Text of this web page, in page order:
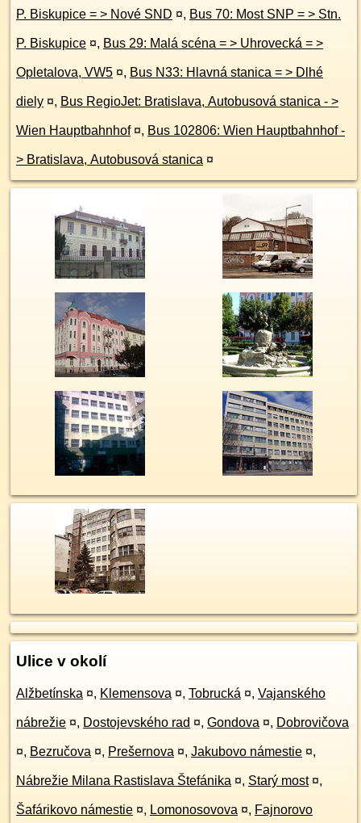
P. Biskupice = > Nové SND ¤, Bus 70: Most SNP = > Stn.
P. Biskupice ¤, Bus 29: Malá scéna = > Uhrovecká = >
Opletalova, VW5 ¤, Bus N33: Hlavná stanica = > Dlhé
diely ¤, Bus RegioJet: Bratislava, Autobusová stanica - >
Wien Hauptbahnhof ¤, Bus 102806: Wien Hauptbahnhof -
> Bratislava, Autobusová stanica ¤
Ulice v okolí
Alžbetínska ¤, Klemensova ¤, Tobrucká ¤, Vajanského
nábrežie ¤, Dostojevského rad ¤, Gondova ¤, Dobrovičova
¤, Bezručova ¤, Prešernova ¤, Jakubovo námestie ¤,
Nábrežie Milana Rastislava Štefánika ¤, Starý most ¤,
Šafárikovo námestie ¤, Lomonosovova ¤, Fajnorovo